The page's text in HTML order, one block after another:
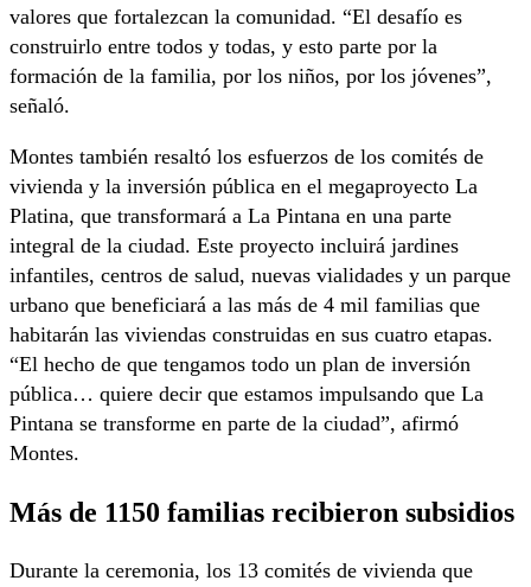
valores que fortalezcan la comunidad. “El desafío es
construirlo entre todos y todas, y esto parte por la
formación de la familia, por los niños, por los jóvenes”,
señaló.
Montes también resaltó los esfuerzos de los comités de
vivienda y la inversión pública en el megaproyecto La
Platina, que transformará a La Pintana en una parte
integral de la ciudad. Este proyecto incluirá jardines
infantiles, centros de salud, nuevas vialidades y un parque
urbano que beneficiará a las más de 4 mil familias que
habitarán las viviendas construidas en sus cuatro etapas.
“El hecho de que tengamos todo un plan de inversión
pública… quiere decir que estamos impulsando que La
Pintana se transforme en parte de la ciudad”, afirmó
Montes.
Más de 1150 familias recibieron subsidios
Durante la ceremonia, los 13 comités de vivienda que